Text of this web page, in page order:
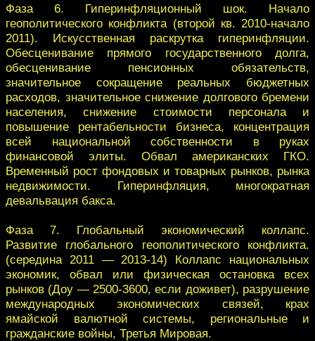
Фаза 6. Гиперинфляционный шок. Начало
геополитического конфликта (второй кв. 2010-начало
2011). Искусственная раскрутка гиперинфляции.
Обесценивание прямого государственного долга,
обесценивание пенсионных обязательств,
значительное сокращение реальных бюджетных
расходов, значительное снижение долгового бремени
населения, снижение стоимости персонала и
повышение рентабельности бизнеса, концентрация
всей национальной собственности в руках
финансовой элиты. Обвал американских ГКО.
Временный рост фондовых и товарных рынков, рынка
недвижимости. Гиперинфляция, многократная
девальвация бакса.
Фаза 7. Глобальный экономический коллапс.
Развитие глобального геополитического конфликта.
(середина 2011 — 2013-14) Коллапс национальных
экономик, обвал или физическая остановка всех
рынков (Доу — 2500-3600, если доживет), разрушение
международных экономических связей, крах
ямайской валютной системы, региональные и
гражданские войны, Третья Мировая.